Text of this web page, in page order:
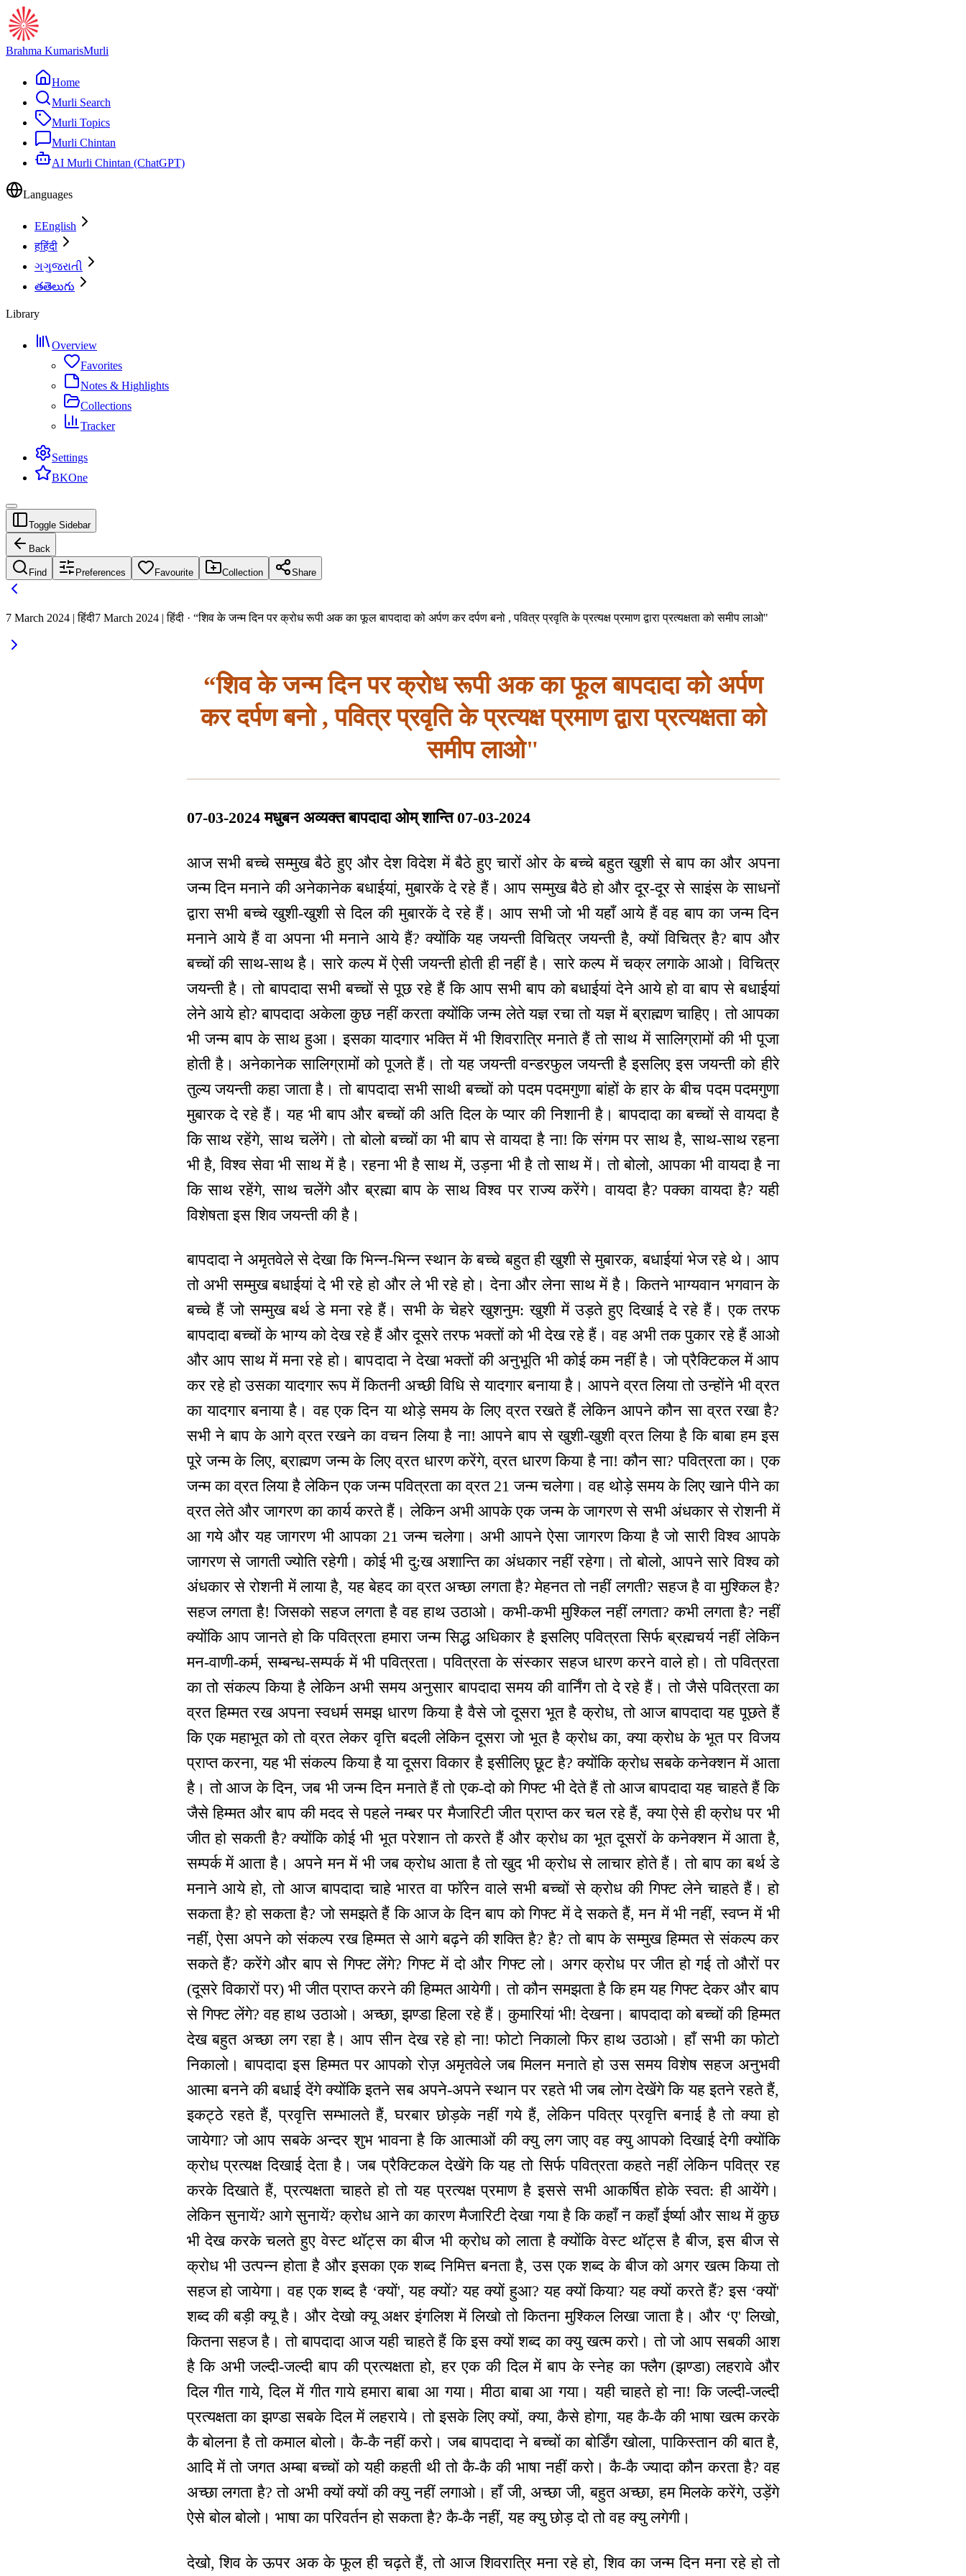
Brahma KumarisMurli
Home
Murli Search
Murli Topics
Murli Chintan
AI Murli Chintan (ChatGPT)
Languages
EEnglish
हहिंदी
ગગુજરાતી
తతెలుగు
Library
Overview
Favorites
Notes & Highlights
Collections
Tracker
Settings
BKOne
Toggle Sidebar
Back
Find Preferences Favourite Collection Share
7 March 2024 | हिंदी7 March 2024 | हिंदी · “शिव के जन्म दिन पर क्रोध रूपी अक का फूल बापदादा को अर्पण कर दर्पण बनो , पवित्र प्रवृति के प्रत्यक्ष प्रमाण द्वारा प्रत्यक्षता को समीप लाओ"
“शिव के जन्म दिन पर क्रोध रूपी अक का फूल बापदादा को अर्पण
कर दर्पण बनो , पवित्र प्रवृति के प्रत्यक्ष प्रमाण द्वारा प्रत्यक्षता को
समीप लाओ"
07-03-2024 मधुबन अव्यक्त बापदादा ओम् शान्ति 07-03-2024
आज सभी बच्चे सम्मुख बैठे हुए और देश विदेश में बैठे हुए चारों ओर के बच्चे बहुत खुशी से बाप का और अपना
जन्म दिन मनाने की अनेकानेक बधाईयां, मुबारकें दे रहे हैं। आप सम्मुख बैठे हो और दूर-दूर से साइंस के साधनों
द्वारा सभी बच्चे खुशी-खुशी से दिल की मुबारकें दे रहे हैं। आप सभी जो भी यहाँ आये हैं वह बाप का जन्म दिन
मनाने आये हैं वा अपना भी मनाने आये हैं? क्योंकि यह जयन्ती विचित्र जयन्ती है, क्यों विचित्र है? बाप और
बच्चों की साथ-साथ है। सारे कल्प में ऐसी जयन्ती होती ही नहीं है। सारे कल्प में चक्र लगाके आओ। विचित्र
जयन्ती है। तो बापदादा सभी बच्चों से पूछ रहे हैं कि आप सभी बाप को बधाईयां देने आये हो वा बाप से बधाईयां
लेने आये हो? बापदादा अकेला कुछ नहीं करता क्योंकि जन्म लेते यज्ञ रचा तो यज्ञ में ब्राह्मण चाहिए। तो आपका
भी जन्म बाप के साथ हुआ। इसका यादगार भक्ति में भी शिवरात्रि मनाते हैं तो साथ में सालिग्रामों की भी पूजा
होती है। अनेकानेक सालिग्रामों को पूजते हैं। तो यह जयन्ती वन्डरफुल जयन्ती है इसलिए इस जयन्ती को हीरे
तुल्य जयन्ती कहा जाता है। तो बापदादा सभी साथी बच्चों को पदम पदमगुणा बांहों के हार के बीच पदम पदमगुणा
मुबारक दे रहे हैं। यह भी बाप और बच्चों की अति दिल के प्यार की निशानी है। बापदादा का बच्चों से वायदा है
कि साथ रहेंगे, साथ चलेंगे। तो बोलो बच्चों का भी बाप से वायदा है ना! कि संगम पर साथ है, साथ-साथ रहना
भी है, विश्व सेवा भी साथ में है। रहना भी है साथ में, उड़ना भी है तो साथ में। तो बोलो, आपका भी वायदा है ना
कि साथ रहेंगे, साथ चलेंगे और ब्रह्मा बाप के साथ विश्व पर राज्य करेंगे। वायदा है? पक्का वायदा है? यही
विशेषता इस शिव जयन्ती की है।
बापदादा ने अमृतवेले से देखा कि भिन्न-भिन्न स्थान के बच्चे बहुत ही खुशी से मुबारक, बधाईयां भेज रहे थे। आप
तो अभी सम्मुख बधाईयां दे भी रहे हो और ले भी रहे हो। देना और लेना साथ में है। कितने भाग्यवान भगवान के
बच्चे हैं जो सम्मुख बर्थ डे मना रहे हैं। सभी के चेहरे खुशनुम: खुशी में उड़ते हुए दिखाई दे रहे हैं। एक तरफ
बापदादा बच्चों के भाग्य को देख रहे हैं और दूसरे तरफ भक्तों को भी देख रहे हैं। वह अभी तक पुकार रहे हैं आओ
और आप साथ में मना रहे हो। बापदादा ने देखा भक्तों की अनुभूति भी कोई कम नहीं है। जो प्रैक्टिकल में आप
कर रहे हो उसका यादगार रूप में कितनी अच्छी विधि से यादगार बनाया है। आपने व्रत लिया तो उन्होंने भी व्रत
का यादगार बनाया है। वह एक दिन या थोड़े समय के लिए व्रत रखते हैं लेकिन आपने कौन सा व्रत रखा है?
सभी ने बाप के आगे व्रत रखने का वचन लिया है ना! आपने बाप से खुशी-खुशी व्रत लिया है कि बाबा हम इस
पूरे जन्म के लिए, ब्राह्मण जन्म के लिए व्रत धारण करेंगे, व्रत धारण किया है ना! कौन सा? पवित्रता का। एक
जन्म का व्रत लिया है लेकिन एक जन्म पवित्रता का व्रत 21 जन्म चलेगा। वह थोड़े समय के लिए खाने पीने का
व्रत लेते और जागरण का कार्य करते हैं। लेकिन अभी आपके एक जन्म के जागरण से सभी अंधकार से रोशनी में
आ गये और यह जागरण भी आपका 21 जन्म चलेगा। अभी आपने ऐसा जागरण किया है जो सारी विश्व आपके
जागरण से जागती ज्योति रहेगी। कोई भी दु:ख अशान्ति का अंधकार नहीं रहेगा। तो बोलो, आपने सारे विश्व को
अंधकार से रोशनी में लाया है, यह बेहद का व्रत अच्छा लगता है? मेहनत तो नहीं लगती? सहज है वा मुश्किल है?
सहज लगता है! जिसको सहज लगता है वह हाथ उठाओ। कभी-कभी मुश्किल नहीं लगता? कभी लगता है? नहीं
क्योंकि आप जानते हो कि पवित्रता हमारा जन्म सिद्ध अधिकार है इसलिए पवित्रता सिर्फ ब्रह्मचर्य नहीं लेकिन
मन-वाणी-कर्म, सम्बन्ध-सम्पर्क में भी पवित्रता। पवित्रता के संस्कार सहज धारण करने वाले हो। तो पवित्रता
का तो संकल्प किया है लेकिन अभी समय अनुसार बापदादा समय की वार्निंग तो दे रहे हैं। तो जैसे पवित्रता का
व्रत हिम्मत रख अपना स्वधर्म समझ धारण किया है वैसे जो दूसरा भूत है क्रोध, तो आज बापदादा यह पूछते हैं
कि एक महाभूत को तो व्रत लेकर वृत्ति बदली लेकिन दूसरा जो भूत है क्रोध का, क्या क्रोध के भूत पर विजय
प्राप्त करना, यह भी संकल्प किया है या दूसरा विकार है इसीलिए छूट है? क्योंकि क्रोध सबके कनेक्शन में आता
है। तो आज के दिन, जब भी जन्म दिन मनाते हैं तो एक-दो को गिफ्ट भी देते हैं तो आज बापदादा यह चाहते हैं कि
जैसे हिम्मत और बाप की मदद से पहले नम्बर पर मैजारिटी जीत प्राप्त कर चल रहे हैं, क्या ऐसे ही क्रोध पर भी
जीत हो सकती है? क्योंकि कोई भी भूत परेशान तो करते हैं और क्रोध का भूत दूसरों के कनेक्शन में आता है,
सम्पर्क में आता है। अपने मन में भी जब क्रोध आता है तो खुद भी क्रोध से लाचार होते हैं। तो बाप का बर्थ डे
मनाने आये हो, तो आज बापदादा चाहे भारत वा फॉरेन वाले सभी बच्चों से क्रोध की गिफ्ट लेने चाहते हैं। हो
सकता है? हो सकता है? जो समझते हैं कि आज के दिन बाप को गिफ्ट में दे सकते हैं, मन में भी नहीं, स्वप्न में भी
नहीं, ऐसा अपने को संकल्प रख हिम्मत से आगे बढ़ने की शक्ति है? है? तो बाप के सम्मुख हिम्मत से संकल्प कर
सकते हैं? करेंगे और बाप से गिफ्ट लेंगे? गिफ्ट में दो और गिफ्ट लो। अगर क्रोध पर जीत हो गई तो औरों पर
(दूसरे विकारों पर) भी जीत प्राप्त करने की हिम्मत आयेगी। तो कौन समझता है कि हम यह गिफ्ट देकर और बाप
से गिफ्ट लेंगे? वह हाथ उठाओ। अच्छा, झण्डा हिला रहे हैं। कुमारियां भी! देखना। बापदादा को बच्चों की हिम्मत
देख बहुत अच्छा लग रहा है। आप सीन देख रहे हो ना! फोटो निकालो फिर हाथ उठाओ। हाँ सभी का फोटो
निकालो। बापदादा इस हिम्मत पर आपको रोज़ अमृतवेले जब मिलन मनाते हो उस समय विशेष सहज अनुभवी
आत्मा बनने की बधाई देंगे क्योंकि इतने सब अपने-अपने स्थान पर रहते भी जब लोग देखेंगे कि यह इतने रहते हैं,
इकट्ठे रहते हैं, प्रवृत्ति सम्भालते हैं, घरबार छोड़के नहीं गये हैं, लेकिन पवित्र प्रवृत्ति बनाई है तो क्या हो
जायेगा? जो आप सबके अन्दर शुभ भावना है कि आत्माओं की क्यु लग जाए वह क्यु आपको दिखाई देगी क्योंकि
क्रोध प्रत्यक्ष दिखाई देता है। जब प्रैक्टिकल देखेंगे कि यह तो सिर्फ पवित्रता कहते नहीं लेकिन पवित्र रह
करके दिखाते हैं, प्रत्यक्षता चाहते हो तो यह प्रत्यक्ष प्रमाण है इससे सभी आकर्षित होके स्वत: ही आयेंगे।
लेकिन सुनायें? आगे सुनायें? क्रोध आने का कारण मैजारिटी देखा गया है कि कहाँ न कहाँ ईर्ष्या और साथ में कुछ
भी देख करके चलते हुए वेस्ट थॉट्स का बीज भी क्रोध को लाता है क्योंकि वेस्ट थॉट्स है बीज, इस बीज से
क्रोध भी उत्पन्न होता है और इसका एक शब्द निमित्त बनता है, उस एक शब्द के बीज को अगर खत्म किया तो
सहज हो जायेगा। वह एक शब्द है ‘क्यों', यह क्यों? यह क्यों हुआ? यह क्यों किया? यह क्यों करते हैं? इस ‘क्यों'
शब्द की बड़ी क्यू है। और देखो क्यू अक्षर इंगलिश में लिखो तो कितना मुश्किल लिखा जाता है। और ‘ए' लिखो,
कितना सहज है। तो बापदादा आज यही चाहते हैं कि इस क्यों शब्द का क्यु खत्म करो। तो जो आप सबकी आश
है कि अभी जल्दी-जल्दी बाप की प्रत्यक्षता हो, हर एक की दिल में बाप के स्नेह का फ्लैग (झण्डा) लहरावे और
दिल गीत गाये, दिल में गीत गाये हमारा बाबा आ गया। मीठा बाबा आ गया। यही चाहते हो ना! कि जल्दी-जल्दी
प्रत्यक्षता का झण्डा सबके दिल में लहराये। तो इसके लिए क्यों, क्या, कैसे होगा, यह कै-कै की भाषा खत्म करके
कै बोलना है तो कमाल बोलो। कै-कै नहीं करो। जब बापदादा ने बच्चों का बोर्डिंग खोला, पाकिस्तान की बात है,
आदि में तो जगत अम्बा बच्चों को यही कहती थी तो कै-कै की भाषा नहीं करो। कै-कै ज्यादा कौन करता है? वह
अच्छा लगता है? तो अभी क्यों क्यों की क्यु नहीं लगाओ। हाँ जी, अच्छा जी, बहुत अच्छा, हम मिलके करेंगे, उड़ेंगे
ऐसे बोल बोलो। भाषा का परिवर्तन हो सकता है? कै-कै नहीं, यह क्यु छोड़ दो तो वह क्यु लगेगी।
देखो, शिव के ऊपर अक के फूल ही चढ़ते हैं, तो आज शिवरात्रि मना रहे हो, शिव का जन्म दिन मना रहे हो तो